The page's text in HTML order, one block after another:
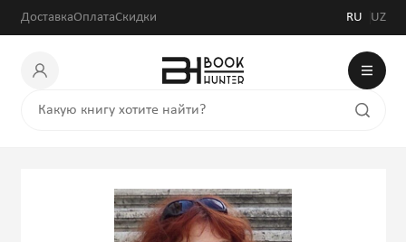
ДоставкаОплатаСкидки RU UZ